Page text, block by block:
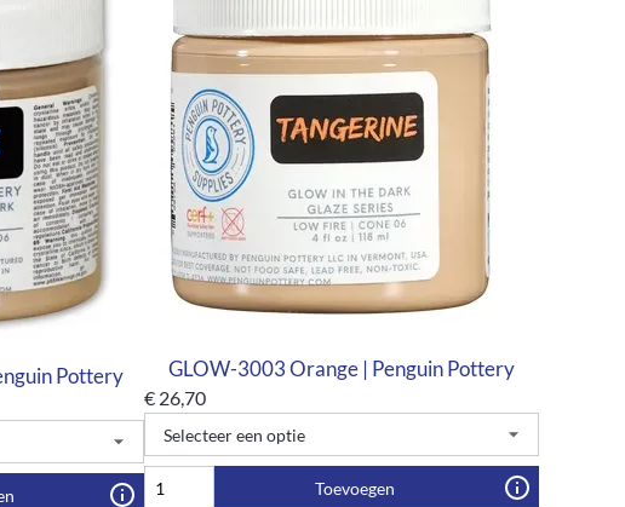
Pottery GLOW-3003 Orange | Penguin Pottery
€ 26,70
Toevoegen